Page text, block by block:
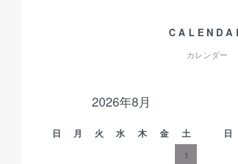
カレンダー
2026年8月
日 月 火 水 木 金
土
1
日